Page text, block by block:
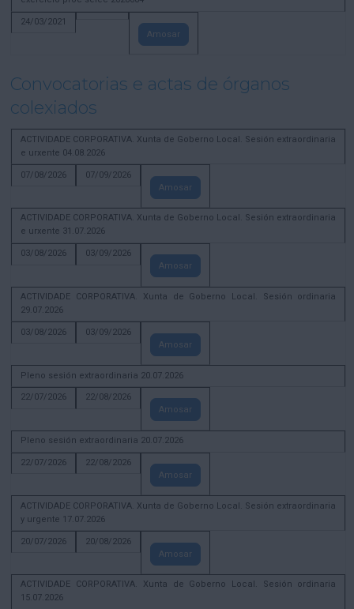
24/03/2021
Amosar
Convocatorias e actas de órganos
colexiados
ACTIVIDADE CORPORATIVA. Xunta de Goberno Local. Sesión extraordinaria
e urxente 04.08.2026
07/08/2026
07/09/2026
Amosar
ACTIVIDADE CORPORATIVA. Xunta de Goberno Local. Sesión extraordinaria
e urxente 31.07.2026
03/08/2026
03/09/2026
Amosar
ACTIVIDADE CORPORATIVA. Xunta de Goberno Local. Sesión ordinaria
29.07.2026
03/08/2026
03/09/2026
Amosar
Pleno sesión extraordinaria 20.07.2026
22/07/2026
22/08/2026
Amosar
Pleno sesión extraordinaria 20.07.2026
22/07/2026
22/08/2026
Amosar
ACTIVIDADE CORPORATIVA. Xunta de Goberno Local. Sesión extraordinaria
y urgente 17.07.2026
20/07/2026
20/08/2026
Amosar
ACTIVIDADE CORPORATIVA. Xunta de Goberno Local. Sesión ordinaria
15.07.2026